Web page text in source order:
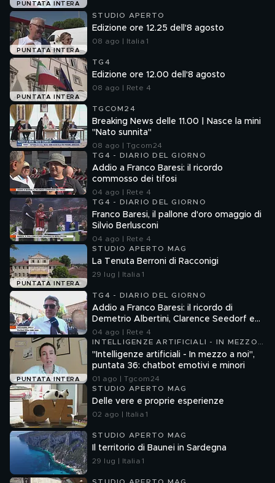
PUNTATA INTERA
PUNTATA INTERA
STUDIO APERTO
Edizione ore 12.25 dell'8 agosto
08 ago | Italia 1
PUNTATA INTERA
TG4
Edizione ore 12.00 dell'8 agosto
08 ago | Rete 4
TGCOM24
Breaking News delle 11.00 | Nasce la mini
"Nato sunnita"
08 ago | Tgcom24
TG4 - DIARIO DEL GIORNO
Addio a Franco Baresi: il ricordo
commosso dei tifosi
04 ago | Rete 4
TG4 - DIARIO DEL GIORNO
Franco Baresi, il pallone d'oro omaggio di
Silvio Berlusconi
04 ago | Rete 4
PUNTATA INTERA
STUDIO APERTO MAG
La Tenuta Berroni di Racconigi
29 lug | Italia 1
TG4 - DIARIO DEL GIORNO
Addio a Franco Baresi: il ricordo di
Demetrio Albertini, Clarence Seedorf e
Giovanni Galli
04 ago | Rete 4
PUNTATA INTERA
INTELLIGENZE ARTIFICIALI - IN MEZZO
A NOI
"Intelligenze artificiali - In mezzo a noi",
puntata 36: chatbot emotivi e minori
01 ago | Tgcom24
STUDIO APERTO MAG
Delle vere e proprie esperienze
02 ago | Italia 1
STUDIO APERTO MAG
Il territorio di Baunei in Sardegna
29 lug | Italia 1